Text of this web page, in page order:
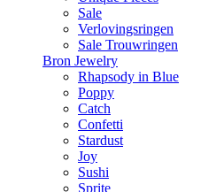
Sale
Verlovingsringen
Sale Trouwringen
Bron Jewelry
Rhapsody in Blue
Poppy
Catch
Confetti
Stardust
Joy
Sushi
Sprite